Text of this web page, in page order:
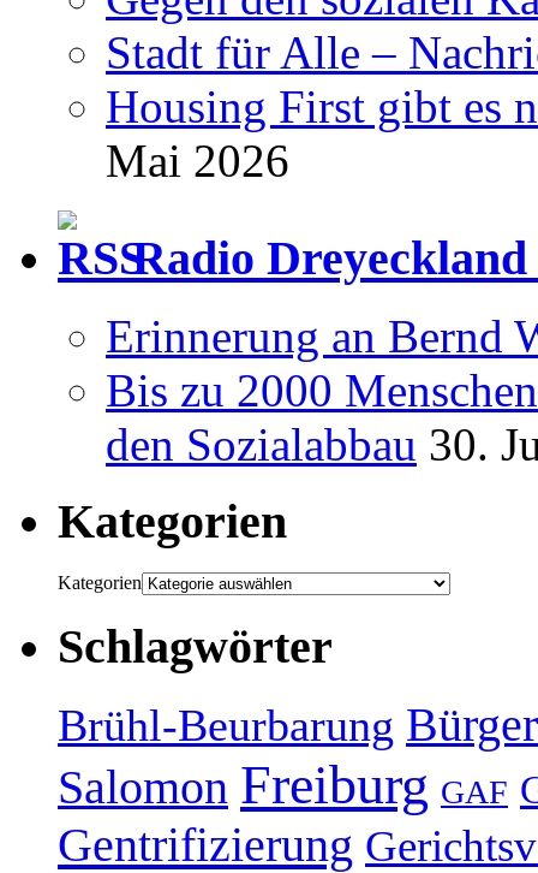
Stadt für Alle –
Housing First gibt es
Mai 2026
Radio
Erinnerung an Bernd
Bis zu 2000
den Sozialabbau 30.
Kategorien
Kategorien
Schlagwörter
Brühl-Beurbarung
Salomon Freiburg GAF
Gentrifizierung